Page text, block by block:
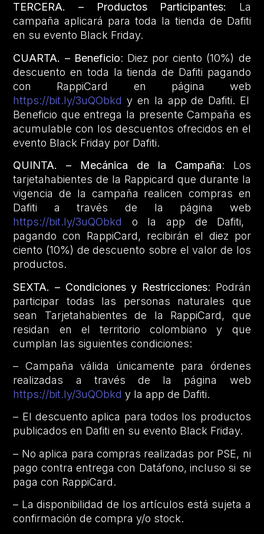
TERCERA. – Productos Participantes: La
campaña aplicará para toda la tienda de Dafiti
en su evento Black Friday.
CUARTA. – Beneficio: Diez por ciento (10%) de
descuento en toda la tienda de Dafiti pagando
con RappiCard en página web
https://bit.ly/3uQObkd y en la app de Dafiti. El
Beneficio que entrega la presente Campaña es
acumulable con los descuentos ofrecidos en el
evento Black Friday por Dafiti.
QUINTA. – Mecánica de la Campaña: Los
tarjetahabientes de la Rappicard que durante la
vigencia de la campaña realicen compras en
Dafiti a través de la página web
https://bit.ly/3uQObkd
o la app de Dafiti,
pagando con RappiCard, recibirán el diez por
ciento (10%) de descuento sobre el valor de los
productos.
SEXTA. – Condiciones y Restricciones: Podrán
participar todas las personas naturales que
sean Tarjetahabientes de la RappiCard, que
residan en el territorio colombiano y que
cumplan las siguientes condiciones:
– Campaña válida únicamente para órdenes
realizadas a través de la página web
https://bit.ly/3uQObkd y la app de Dafiti.
– El descuento aplica para todos los productos
publicados en Dafiti en su evento Black Friday.
– No aplica para compras realizadas por PSE, ni
pago contra entrega con Datáfono, incluso si se
paga con RappiCard.
– La disponibilidad de los artículos está sujeta a
confirmación de compra y/o stock.